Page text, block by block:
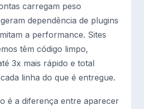
carregam peso
dependência de plugins
a performance. Sites
têm código limpo,
3x mais rápido e total
linha do que é entregue.
é a diferença entre aparecer